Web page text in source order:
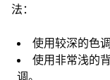
法：
使用较深的色
使用非常浅的
调。